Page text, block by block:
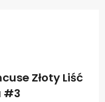
Złoty Liść
#3